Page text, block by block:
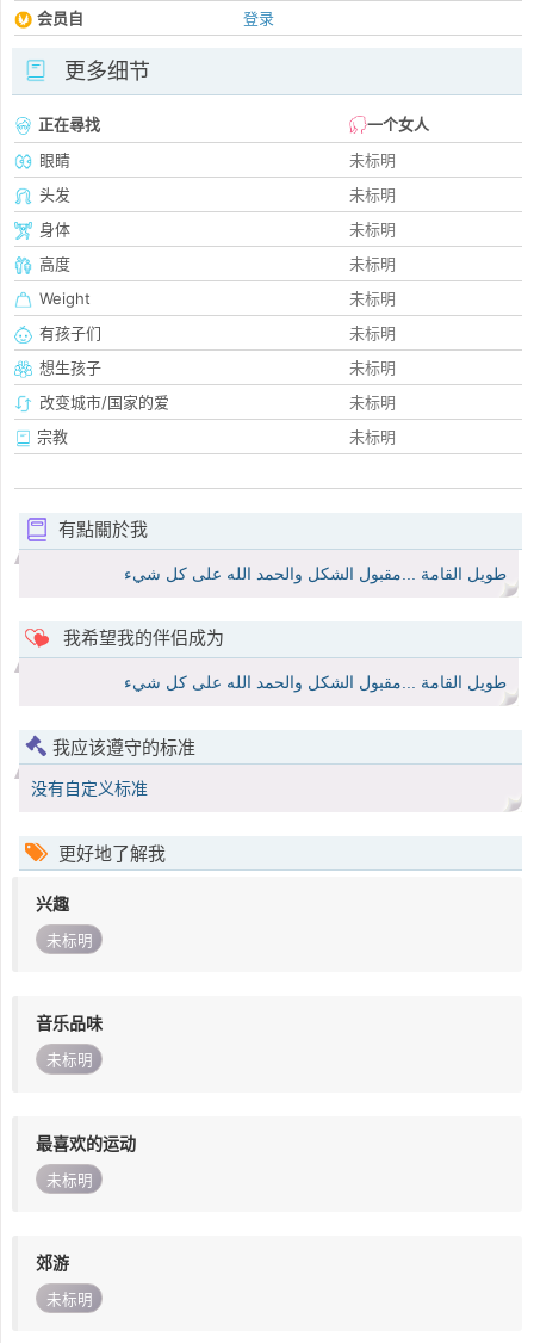
会员自
登录
更多细节
正在尋找
一个女人
眼睛
未标明
头发
未标明
身体
未标明
高度
未标明
Weight
未标明
有孩子们
未标明
想生孩子
未标明
改变城市/国家的爱
未标明
宗教
未标明
有點關於我
طويل القامة ...مقبول الشكل والحمد الله على كل شيء
我希望我的伴侣成为
طويل القامة ...مقبول الشكل والحمد الله على كل شيء
我应该遵守的标准
没有自定义标准
更好地了解我
兴趣
未标明
音乐品味
未标明
最喜欢的运动
未标明
郊游
未标明